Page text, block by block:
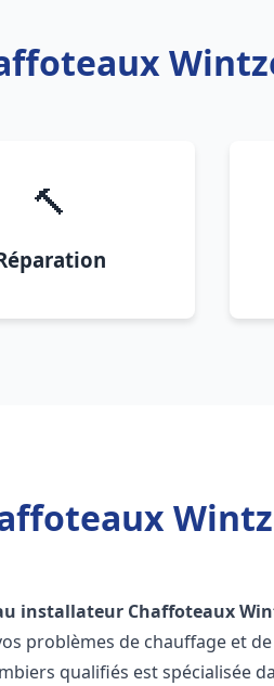
🔨
installateur Chaffoteaux
problèmes de chauffage et
qualifiés est spécialisée